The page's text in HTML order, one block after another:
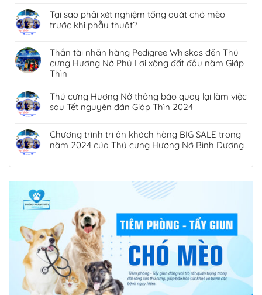
Tại sao phải xét nghiệm tổng quát chó mèo
trước khi phẫu thuật?
Thần tài nhãn hàng Pedigree Whiskas đến Thú
cưng Hương Nở Phú Lợi xông đất đầu năm Giáp
Thìn
Thú cưng Hương Nở thông báo quay lại làm việc
sau Tết nguyên đán Giáp Thìn 2024
Chương trình tri ân khách hàng BIG SALE trong
năm 2024 của Thú cưng Hương Nở Bình Dương